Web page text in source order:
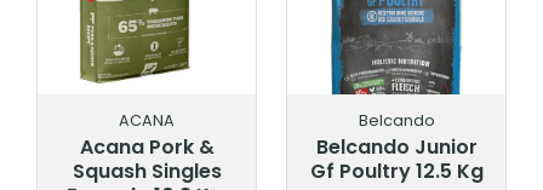
ACANA
Acana Pork &
Squash Singles
Belcando
Belcando Junior
Gf Poultry 12.5 Kg